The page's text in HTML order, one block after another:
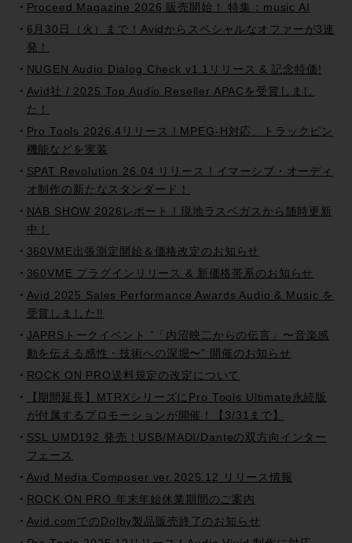
Proceed Magazine 2026 販売開始！ 特集：music AI
6月30日（火）まで！Avidからスペシャルなオファーが3連
発！
NUGEN Audio Dialog Check v1.1リリース & 記念特価!
Avid社 / 2025 Top Audio Reseller APACを受賞しまし
た！
Pro Tools 2026.4リリース！MPEG-H対応、トラックピン
機能などを実装
SPAT Revolution 26.04 リリース！イマーシブ・オーディ
オ制作の新たなスタンダード！
NAB SHOW 2026レポート！現地ラスベガスから随時更新
中！
360VME出張測定開始＆価格改定のお知らせ
360VME プラグインリリース & 新価格帯系のお知らせ
Avid 2025 Sales Performance Awards Audio & Music を
受賞しました!!
JAPRSトークイベント ”「内沼映二からの伝言」〜音楽感
動を伝える感性・技術への深堀〜” 開催のお知らせ
ROCK ON PRO送料規定の改定について
【期間延長】MTRXシリーズにPro Tools Ultimate永続版
が付属するプロモーションが開催！【3/31まで】
SSL UMD192 発売！USB/MADI/Danteの双方向インター
フェース
Avid Media Composer ver.2025.12 リリース情報
ROCK ON PRO 年末年始休業期間のご案内
Avid.comでのDolby製品販売終了のお知らせ